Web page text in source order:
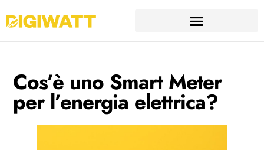
Cos’è uno Smart Meter
per l’energia elettrica?